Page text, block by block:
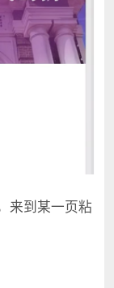
到某一页粘